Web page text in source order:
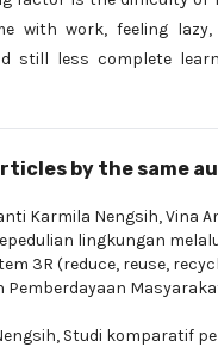
with work, feeling
still less complete
by the same
Karmila Nengsih, Vina
lingkungan
3R (reduce, reuse,
Studi komparatif